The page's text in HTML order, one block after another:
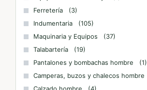
Ferretería
(3)
Indumentaria
(105)
Maquinaria y Equipos
(37)
Talabartería
(19)
Pantalones y bombachas hombre
(1)
Camperas, buzos y chalecos hombre